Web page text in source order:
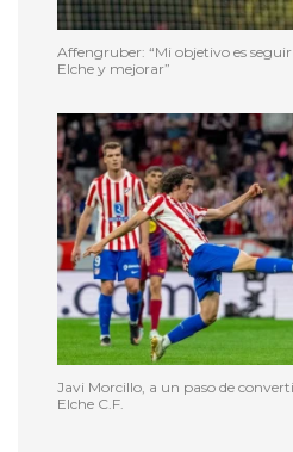
Affengruber: “Mi objetivo es
Elche y mejorar”
Javi Morcillo, a un paso de
Elche C.F.